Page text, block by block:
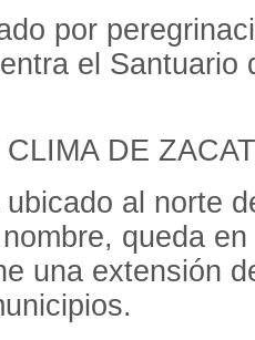
por
el Santuario
DE
al norte
queda
una extensión